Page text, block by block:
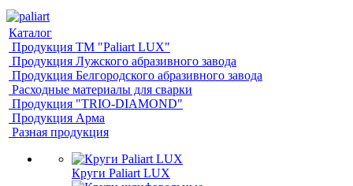
Каталог
Продукция ТМ "Paliart LUX"
Продукция Лужского абразивного завода
Продукция Белгородского абразивного завода
Расходные материалы для сварки
Продукция "TRIO-DIAMOND"
Продукция Арма
Разная продукция
Круги Paliart LUX